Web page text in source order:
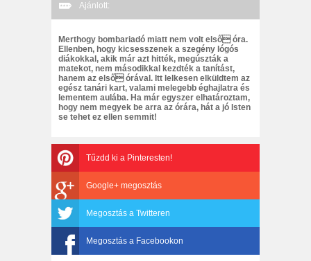
Ajánlott:
Merthogy bombariadó miatt nem volt első óra.
Ellenben, hogy kicsesszenek a szegény lógós
diákokkal, akik már azt hitték, megúszták a
matekot, nem másodikkal kezdték a tanítást,
hanem az első órával. Itt lelkesen elküldtem az
egész tanári kart, valami melegebb éghajlatra és
lementem aulába. Ha már egyszer elhatároztam,
hogy nem megyek be arra az órára, hát a jó Isten
se tehet ez ellen semmit!
Tűzdd ki a Pinteresten!
Google+ megosztás
Megosztás a Twitteren
Megosztás a Facebookon